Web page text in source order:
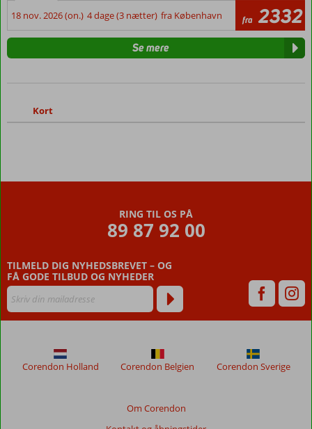
18 nov. 2026 (on.) 4 dage (3 nætter) fra København fra 2332
Se mere
Kort
RING TIL OS PÅ
89 87 92 00
TILMELD DIG NYHEDSBREVET – OG
FÅ GODE TILBUD OG NYHEDER
Om Corendon
Corendon Holland Corendon Belgien Corendon Sverige